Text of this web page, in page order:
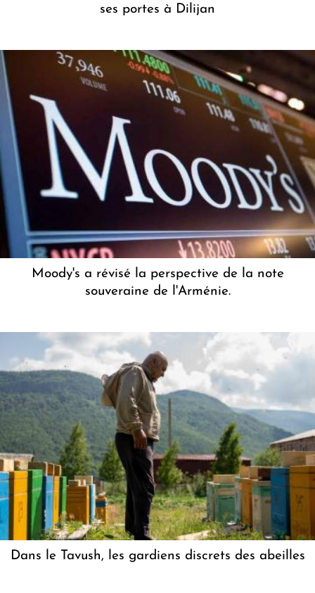
ses portes à Dilijan
Moody's a révisé la perspective de la note
souveraine de l'Arménie.
Dans le Tavush, les gardiens discrets des abeilles